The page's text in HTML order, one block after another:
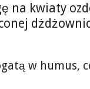
na kwiaty
w humus,